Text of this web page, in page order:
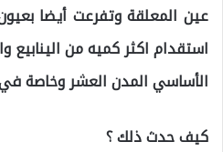
عين المعلقة وتفرعت أيضا
استقدام اكثر كميه من الينابيع
الأساسي المدن العشر وخاصة
كيف حدث ذلك ؟